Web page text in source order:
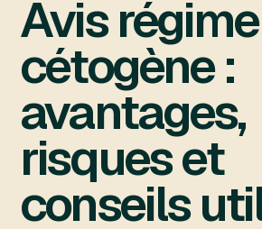
Avis régime
cétogène :
avantages,
risques et
conseils